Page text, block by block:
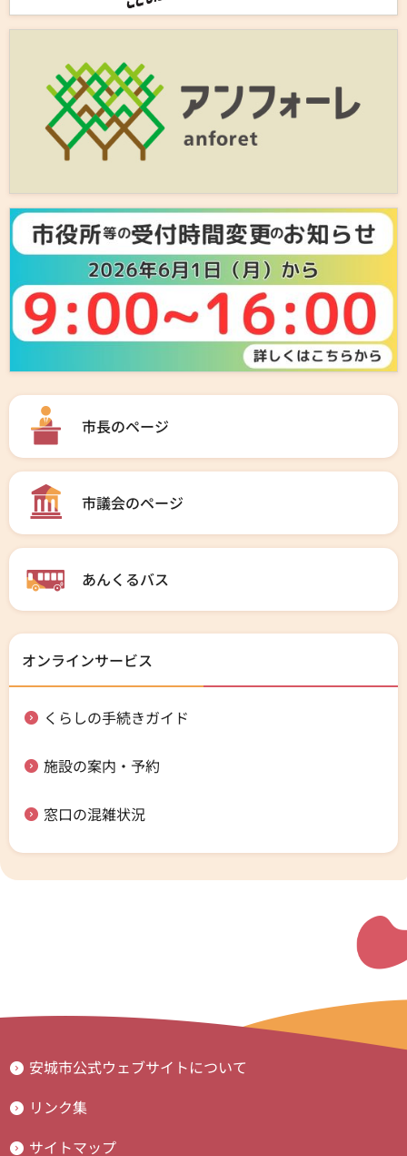
市長のページ
市議会のページ
あんくるバス
オンラインサービス
くらしの手続きガイド
施設の案内・予約
窓口の混雑状況
安城市公式ウェブサイトについて
リンク集
サイトマップ